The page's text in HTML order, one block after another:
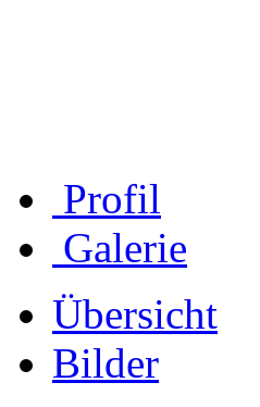
Profil
Galerie
Übersicht
Bilder